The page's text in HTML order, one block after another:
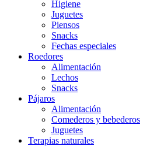
Higiene
Juguetes
Piensos
Snacks
Fechas especiales
Roedores
Alimentación
Lechos
Snacks
Pájaros
Alimentación
Comederos y bebederos
Juguetes
Terapias naturales